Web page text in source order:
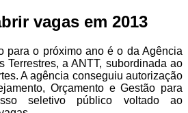
vagas em 2013
para o próximo ano é o da Agência
Terrestres, a ANTT, subordinada ao
A agência conseguiu autorização
Orçamento e Gestão para
seletivo público voltado ao